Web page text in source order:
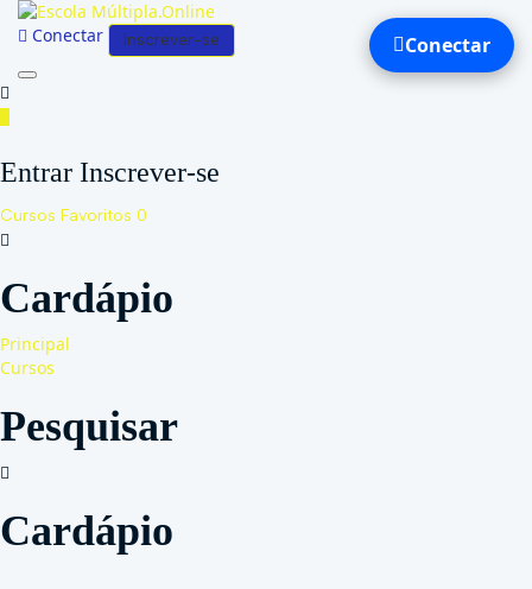
Conectar Inscrever-se
Toggle
Entrar Inscrever-se
Cursos Favoritos 0
Cardápio
Principal
Cursos
Pesquisar
Cardápio
Conectar